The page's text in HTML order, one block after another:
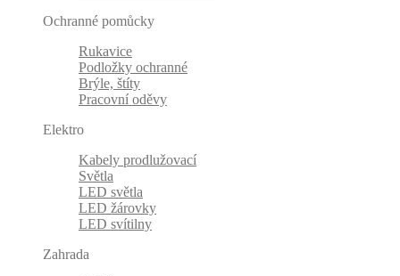
Ochranné pomůcky
Rukavice
Podložky ochranné
Brýle, štíty
Pracovní oděvy
Elektro
Kabely prodlužovací
Světla
LED světla
LED žárovky
LED svítilny
Zahrada